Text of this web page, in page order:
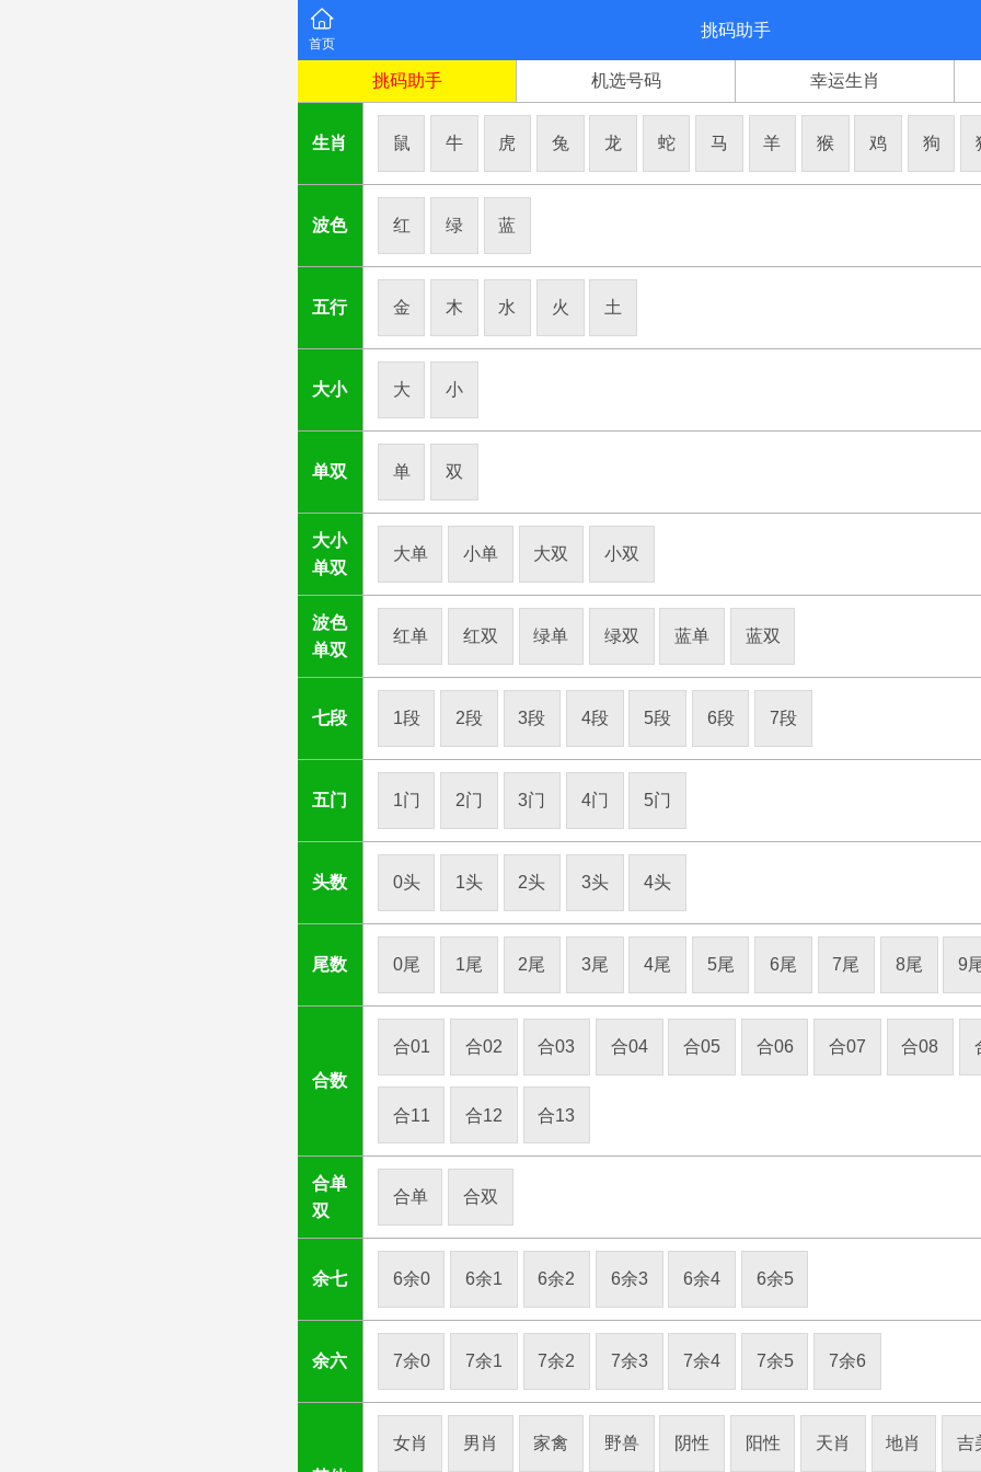
首页
挑码助手
挑码助手 机选号码 幸运生肖
生肖 鼠 牛 虎 兔 龙 蛇 马 羊 猴 鸡 狗
波色 红 绿 蓝
五行 金 木 水 火 土
大小 大 小
单双 单 双
大小
单双
大单 小单 大双 小双
波色
单双
红单 红双 绿单 绿双 蓝单 蓝双
七段 1段 2段 3段 4段 5段 6段 7段
五门 1门 2门 3门 4门 5门
头数 0头 1头 2头 3头 4头
尾数 0尾 1尾 2尾 3尾 4尾 5尾 6尾 7尾 8尾 9
合数
合01 合02 合03 合04 合05 合06 合07 合08
合11 合12 合13
合单
双
合单 合双
余七 6余0 6余1 6余2 6余3 6余4 6余5
余六 7余0 7余1 7余2 7余3 7余4 7余5 7余6
女肖 男肖 家禽 野兽 阴性 阳性 天肖 地肖 吉